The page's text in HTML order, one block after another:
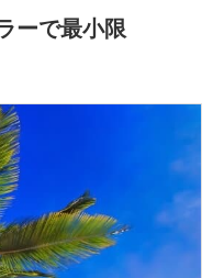
ーで最小限